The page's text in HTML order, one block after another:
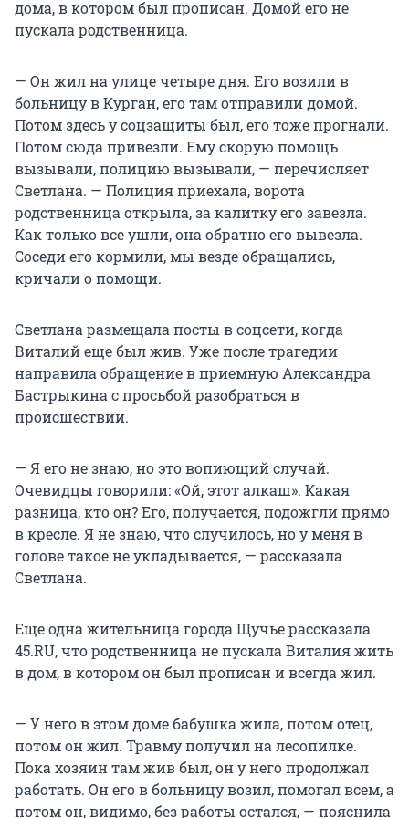
дома, в котором был прописан. Домой его не
пускала родственница.
— Он жил на улице четыре дня. Его возили в
больницу в Курган, его там отправили домой.
Потом здесь у соцзащиты был, его тоже прогнали.
Потом сюда привезли. Ему скорую помощь
вызывали, полицию вызывали, — перечисляет
Светлана. — Полиция приехала, ворота
родственница открыла, за калитку его завезла.
Как только все ушли, она обратно его вывезла.
Соседи его кормили, мы везде обращались,
кричали о помощи.
Светлана размещала посты в соцсети, когда
Виталий еще был жив. Уже после трагедии
направила обращение в приемную Александра
Бастрыкина с просьбой разобраться в
происшествии.
— Я его не знаю, но это вопиющий случай.
Очевидцы говорили: «Ой, этот алкаш». Какая
разница, кто он? Его, получается, подожгли прямо
в кресле. Я не знаю, что случилось, но у меня в
голове такое не укладывается, — рассказала
Светлана.
Еще одна жительница города Щучье рассказала
45.RU, что родственница не пускала Виталия жить
в дом, в котором он был прописан и всегда жил.
— У него в этом доме бабушка жила, потом отец,
потом он жил. Травму получил на лесопилке.
Пока хозяин там жив был, он у него продолжал
работать. Он его в больницу возил, помогал всем, а
потом он, видимо, без работы остался, — пояснила